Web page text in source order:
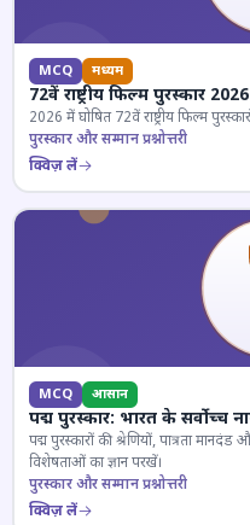
MCQ मध्यम
72वें राष्ट्रीय फिल्म पुरस्कार 2026
2026 में घोषित 72वें राष्ट्रीय फिल्म
पुरस्कार और सम्मान प्रश्नोत्तरी
क्विज़ लें
MCQ आसान
पद्म पुरस्कार: भारत के सर्वोच्च
पद्म पुरस्कारों की श्रेणियों, पात्रता
विशेषताओं का ज्ञान परखें।
पुरस्कार और सम्मान प्रश्नोत्तरी
क्विज़ लें